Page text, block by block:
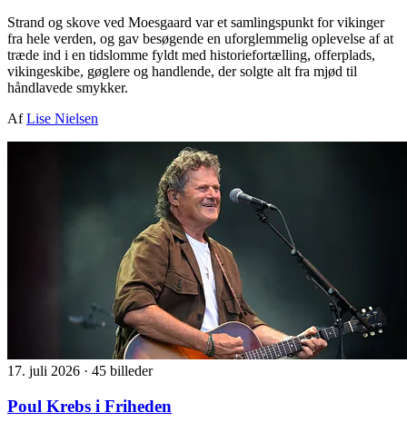
Strand og skove ved Moesgaard var et samlingspunkt for vikinger
fra hele verden, og gav besøgende en uforglemmelig oplevelse af at
træde ind i en tidslomme fyldt med historiefortælling, offerplads,
vikingeskibe, gøglere og handlende, der solgte alt fra mjød til
håndlavede smykker.
AfLise Nielsen
17. juli 2026 · 45 billeder
Poul Krebs i Friheden